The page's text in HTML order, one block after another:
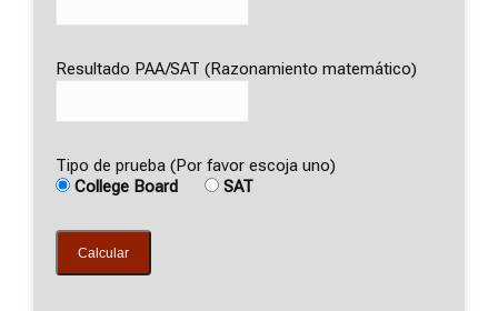
Resultado PAA/SAT (Razonamiento matemático)
Tipo de prueba (Por favor escoja uno)
College Board
SAT